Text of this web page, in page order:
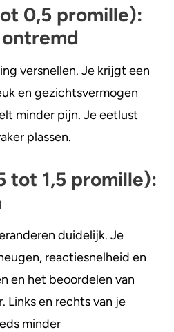
0,5 promille):
versnellen. Je krijgt een
en gezichtsvermogen
minder pijn. Je eetlust
plassen.
tot 1,5 promille):
duidelijk. Je
reactiesnelheid en
en het beoordelen van
Links en rechts van je
minder